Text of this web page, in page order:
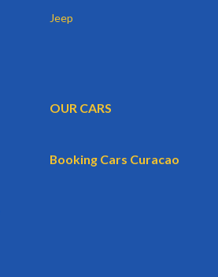
Jeep
OUR CARS
Booking Cars Curacao